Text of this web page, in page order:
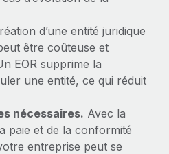
d’une entité juridique
être coûteuse et
EOR supprime la
une entité, ce qui réduit
nécessaires. Avec la
paie et de la conformité
entreprise peut se